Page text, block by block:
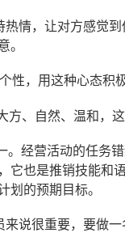
热情，让对方感觉
。
性，用这种心态积
、自然、温和，
。经营活动的任务
它也是推销技能和
划的预期目标。
说很重要，要做一